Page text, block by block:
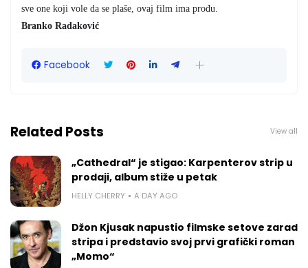
sve one koji vole da se plaše, ovaj film ima prođu.
Branko Radaković
Facebook
Related Posts View all
„Cathedral“ je stigao: Karpenterov strip u
prodaji, album stiže u petak
HELLY CHERRY A DAY AGO
Džon Kjusak napustio filmske setove zarad
stripa i predstavio svoj prvi grafički roman
„Momo“